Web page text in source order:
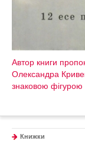
Автор книги
Олександра
знаковою фігурою
Книжки